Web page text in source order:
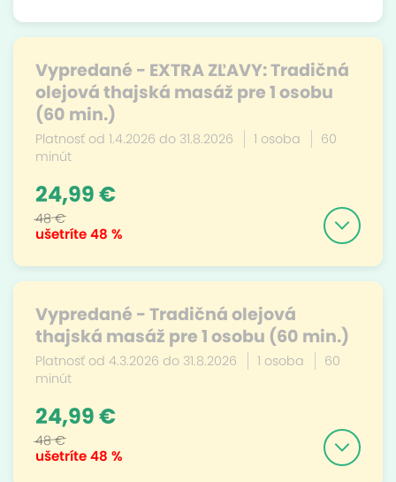
Vypredané - EXTRA ZĽAVY: Tradičná
olejová thajská masáž pre 1 osobu
(60 min.)
Platnosť od 1.4.2026 do 31.8.2026 1 osoba
60
minút
ušetríte48 %
24,99 €
48 €
Vypredané - Tradičná olejová
thajská masáž pre 1 osobu (60 min.)
Platnosť od 4.3.2026 do 31.8.2026 1 osoba
60
minút
ušetríte48 %
24,99 €
48 €